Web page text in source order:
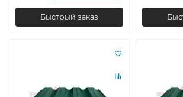
Быстрый заказ